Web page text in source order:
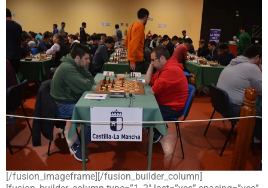
[/fusion_imageframe][/fusion_builder_column]